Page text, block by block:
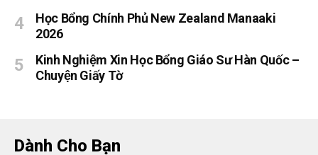
Học Bổng Chính Phủ New Zealand Manaaki
2026
Kinh Nghiệm Xin Học Bổng Giáo Sư Hàn Quốc –
Chuyện Giấy Tờ
Dành Cho Bạn